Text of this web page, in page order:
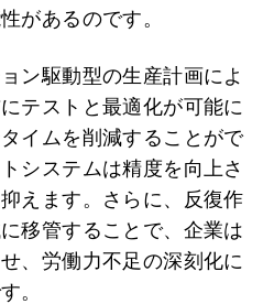
があるのです。
ン駆動型の生産計画によ
テストと最適化が可能に
イムを削減することがで
システムは精度を向上さ
えます。さらに、反復作
移管することで、企業は
、労働力不足の深刻化に
。